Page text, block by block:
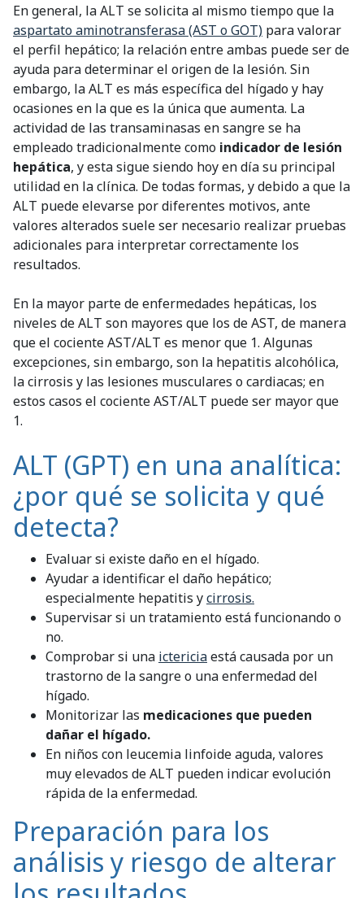
En general, la ALT se solicita al mismo tiempo que la
aspartato aminotransferasa (AST o GOT) para valorar
el perfil hepático; la relación entre ambas puede ser de
ayuda para determinar el origen de la lesión. Sin
embargo, la ALT es más específica del hígado y hay
ocasiones en la que es la única que aumenta. La
actividad de las transaminasas en sangre se ha
empleado tradicionalmente como indicador de lesión
hepática, y esta sigue siendo hoy en día su principal
utilidad en la clínica. De todas formas, y debido a que la
ALT puede elevarse por diferentes motivos, ante
valores alterados suele ser necesario realizar pruebas
adicionales para interpretar correctamente los
resultados.
En la mayor parte de enfermedades hepáticas, los
niveles de ALT son mayores que los de AST, de manera
que el cociente AST/ALT es menor que 1. Algunas
excepciones, sin embargo, son la hepatitis alcohólica,
la cirrosis y las lesiones musculares o cardiacas; en
estos casos el cociente AST/ALT puede ser mayor que
1.
ALT (GPT) en una analítica:
¿por qué se solicita y qué
detecta?
Evaluar si existe daño en el hígado.
Ayudar a identificar el daño hepático;
especialmente hepatitis ycirrosis.
Supervisar si un tratamiento está funcionando o
no.
Comprobar si una ictericiaestá causada por un
trastorno de la sangre o una enfermedad del
hígado.
Monitorizar las medicaciones que pueden
dañar el hígado.
En niños con leucemia linfoide aguda, valores
muy elevados de ALT pueden indicar evolución
rápida de la enfermedad.
Preparación para los
análisis y riesgo de alterar